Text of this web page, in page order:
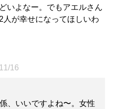
いよなー。でもアエルさん
人が幸せになってほしいわ
16
、いいですよね〜。女性